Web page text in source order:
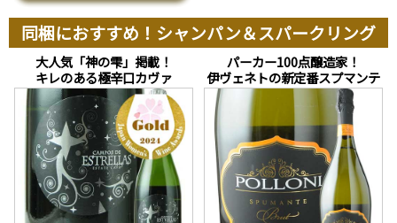
同梱におすすめ！シャンパン＆スパークリング
大人気「神の雫」掲載！
キレのある極辛口カヴァ
パーカー100点醸造家！
伊ヴェネトの新定番スプマンテ